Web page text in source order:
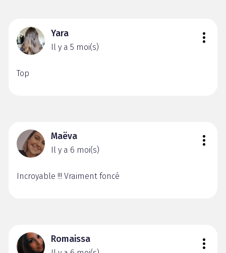
Yara
Il y a 5 moi(s)
Top
Maëva
Il y a 6 moi(s)
Incroyable !!! Vraiment foncé
Romaissa